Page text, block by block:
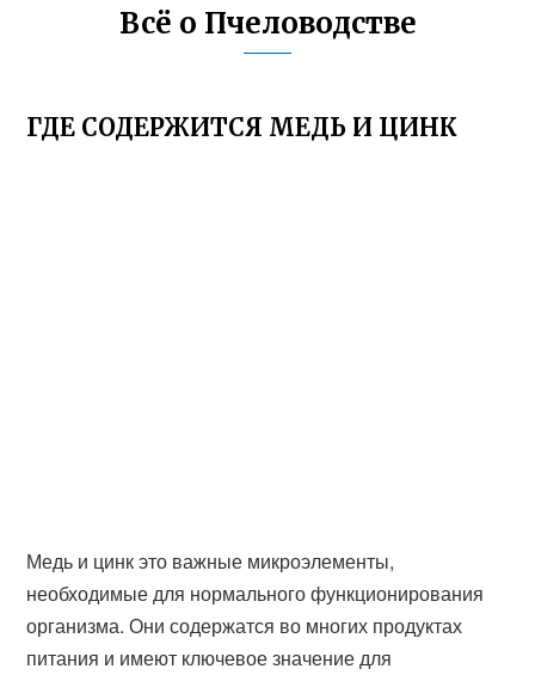
Всё о Пчеловодстве
ГДЕ СОДЕРЖИТСЯ МЕДЬ И ЦИНК
Медь и цинк это важные микроэлементы,
необходимые для нормального функционирования
организма. Они содержатся во многих продуктах
питания и имеют ключевое значение для